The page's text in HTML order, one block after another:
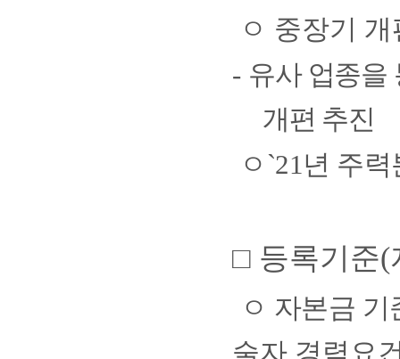
ㅇ 중장기
- 유사 업종을
개편 추진
ㅇ `21 년 주
□ 등록기준(
ㅇ 자본금 기
술자 경력요